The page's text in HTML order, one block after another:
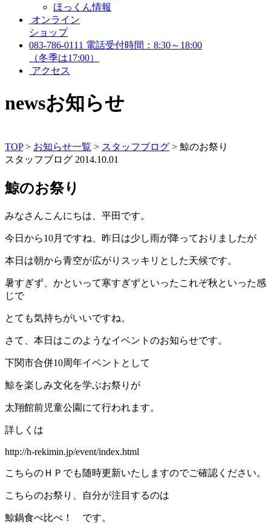
ほっくん情報
オンライン
ショップ
083-786-0111 電話受付時間：8:30～18:00
（冬季は17:00）
アクセス
newsお知らせ
TOP> お知らせ一覧 > スタッフブログ > 鯨のお祭り
スタッフブログ 2014.10.01
鯨のお祭り
みなさんこんにちは、平田です。
今日から10月ですね、昨日は少し雨が降っておりましたが
本日は朝から青空が広がりスッキリとした天候です。
暑すぎず、かといって寒すぎずといったこれぞ秋といった感
じで
とても気持ちがいいですね。
さて、本日はこのようなイベントのお知らせです。
下関市合併10周年イベントとして
鯨を楽しみ文化を学ぶお祭りが
太翔館前児童公園にて行われます。
詳しくは
http://h-rekimin.jp/event/index.html
こちらのＨＰでも随時更新いたしますのでご確認ください。
こちらのお祭り、自分が注目するのは
鯨鍋食べ比べ！ です。